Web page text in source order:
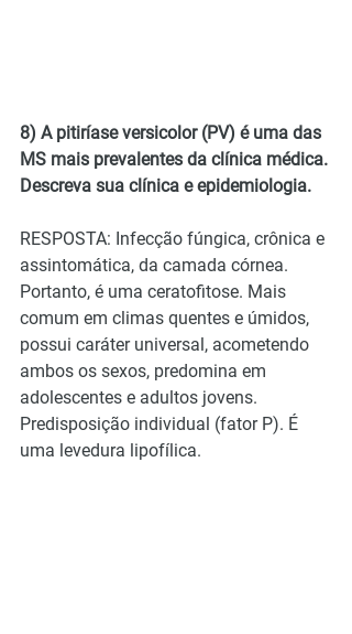
8) A pitiríase versicolor (PV) é uma das
MS mais prevalentes da clínica médica.
Descreva sua clínica e epidemiologia.
RESPOSTA: Infecção fúngica, crônica e
assintomática, da camada córnea.
Portanto, é uma ceratofitose. Mais
comum em climas quentes e úmidos,
possui caráter universal, acometendo
ambos os sexos, predomina em
adolescentes e adultos jovens.
Predisposição individual (fator P). É
uma levedura lipofílica.